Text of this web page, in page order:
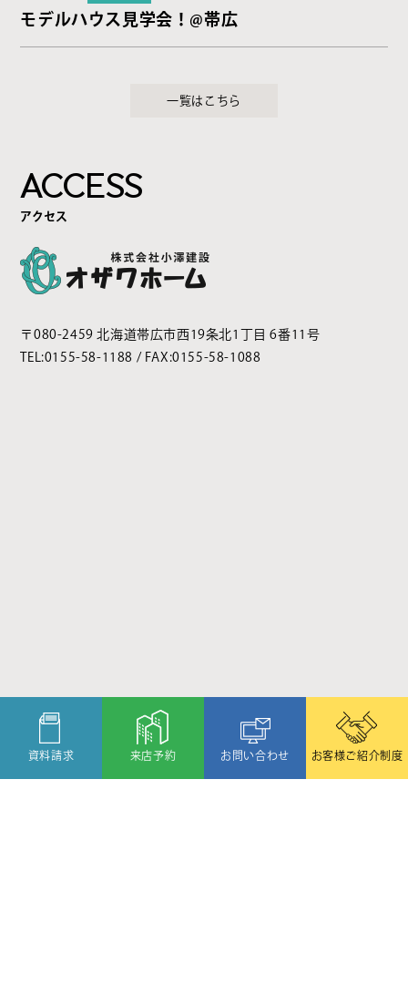
資料請求 来店予約 お問い合わせ お客様ご紹介制度
モデルハウス見学会！@帯広
一覧はこちら
ACCESS
アクセス
〒080-2459 北海道帯広市西19条北1丁目 6番11号
TEL:0155-58-1188 / FAX:0155-58-1088